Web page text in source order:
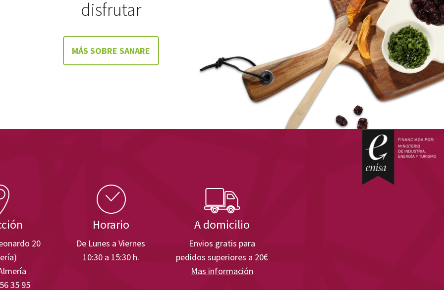
disfrutar
MÁS SOBRE SANARE
20
35 95
Horario
De Lunes a Viernes
10:30 a 15:30 h.
A domicilio
Envios gratis para
pedidos superiores a 20€
Mas información